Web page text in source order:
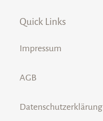
Quick Links
Impressum
AGB
Datenschutzerklärung